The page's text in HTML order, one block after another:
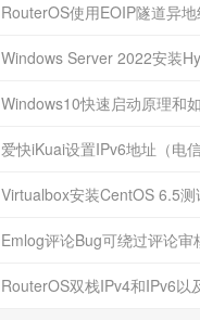
RouterOS使用EOIP隧道异地
Windows Server 2022安装
Windows10快速启动原理和
爱快iKuai设置IPv6地址（电
Virtualbox安装CentOS 6.5
Emlog评论Bug可绕过评论审
RouterOS双栈IPv4和IPv6以